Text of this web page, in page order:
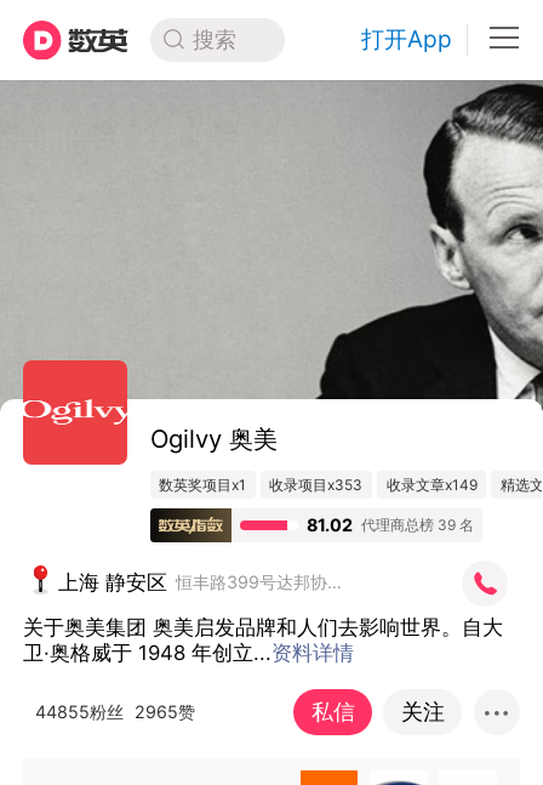
搜索 打开App
Ogilvy 奥美
数英奖项目x1 收录项目x353 收录文章x149 精选
81.02 代理商总榜 39 名
上海 静安区 恒丰路399号达邦协作广场8楼
关于奥美集团 奥美启发品牌和人们去影响世界。自大
卫·奥格威于 1948 年创立...资料详情
44855粉丝 2965赞 私信 关注